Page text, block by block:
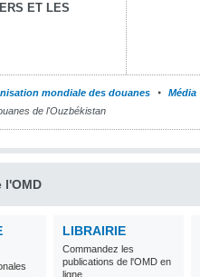
ET LES
mondiale des douanes
Média
de l'Ouzbékistan
l'OMD
LIBRAIRIE
Commandez les
publications de l'OMD en
ligne